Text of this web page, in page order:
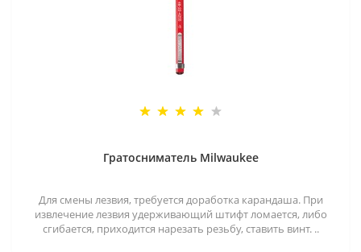
Гратосниматель Milwaukee
Для смены лезвия, требуется доработка карандаша. При
извлечение лезвия удерживающий штифт ломается, либо
сгибается, приходится нарезать резьбу, ставить винт. ..